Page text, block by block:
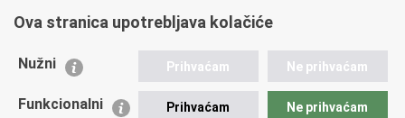
Ministarstvo unutarnjih poslova
Udruge
Policijska akademija
Ova stranica upotrebljava kolačiće
Nužni Prihvaćam Ne prihvaćam
Funkcionalni Prihvaćam Ne prihvaćam